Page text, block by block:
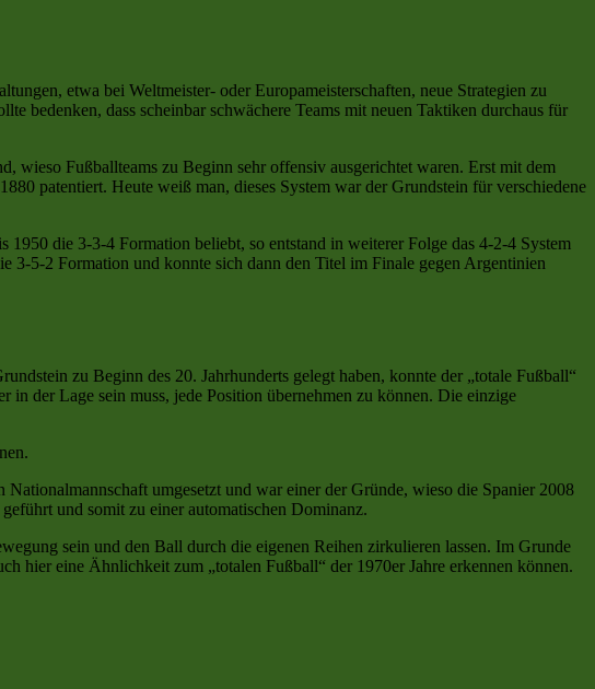
etwa bei Weltmeister- oder Europameisterschaften, neue Strategien zu
bedenken, dass scheinbar schwächere Teams mit neuen Taktiken durchaus für
wieso Fußballteams zu Beginn sehr offensiv ausgerichtet waren. Erst mit dem
patentiert. Heute weiß man, dieses System war der Grundstein für verschiedene
die 3-3-4 Formation beliebt, so entstand in weiterer Folge das 4-2-4 System
3-5-2 Formation und konnte sich dann den Titel im Finale gegen Argentinien
zu Beginn des 20. Jahrhunderts gelegt haben, konnte der „totale Fußball“
der Lage sein muss, jede Position übernehmen zu können. Die einzige
umgesetzt und war einer der Gründe, wieso die Spanier 2008
und somit zu einer automatischen Dominanz.
sein und den Ball durch die eigenen Reihen zirkulieren lassen. Im Grunde
hier eine Ähnlichkeit zum „totalen Fußball“ der 1970er Jahre erkennen können.